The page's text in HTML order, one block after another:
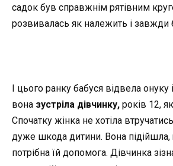
садок був справжнім рятівним
розвивалась як належить і завжди
І цього ранку бабуся відвела
вона зустріла дівчинку, років 12,
Спочатку жінка не хотіла
дуже шкода дитини. Вона підійшла,
потрібна їй допомога. Дівчинка